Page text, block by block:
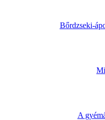
Bőrdzseki-
A